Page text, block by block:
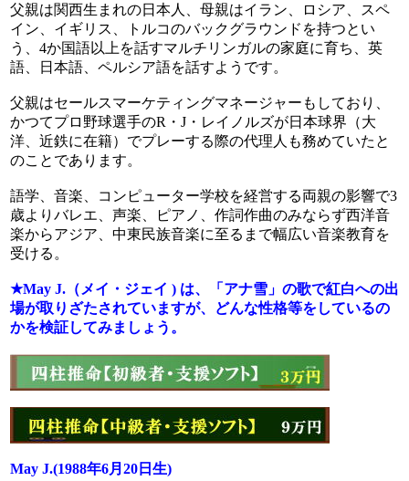
父親は関西生まれの日本人、母親はイラン、ロシア、スペ
イン、イギリス、トルコのバックグラウンドを持つとい
う、4か国語以上を話すマルチリンガルの家庭に育ち、英
語、日本語、ペルシア語を話すようです。
父親はセールスマーケティングマネージャーもしており、
かつてプロ野球選手のR・J・レイノルズが日本球界（大
洋、近鉄に在籍）でプレーする際の代理人も務めていたと
のことであります。
語学、音楽、コンピューター学校を経営する両親の影響で3
歳よりバレエ、声楽、ピアノ、作詞作曲のみならず西洋音
楽からアジア、中東民族音楽に至るまで幅広い音楽教育を
受ける。
★May J.（メイ・ジェイ ) は、「アナ雪」の歌で紅白への出
場が取りざたされていますが、どんな性格等をしているの
かを検証してみましょう。
May J.(1988年6月20日生)